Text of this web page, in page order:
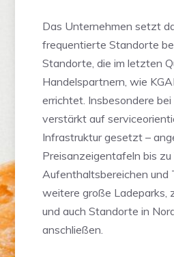
Das Unternehmen setzt
frequentierte Standorte
Standorte, die im letzten
Handelspartnern, wie
errichtet. Insbesondere
verstärkt auf
Infrastruktur gesetzt –
Preisanzeigentafeln bis
Aufenthaltsbereichen und
weitere große Ladeparks,
und auch Standorte in
anschließen.